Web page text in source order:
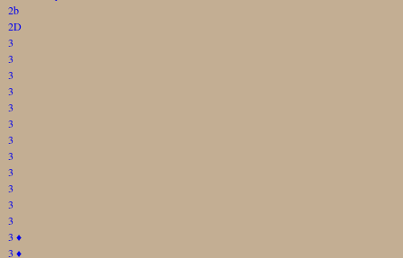
2b
2D
3
3
3
3
3
3
3
3
3
3
3
3
3 ♦
3 ♦